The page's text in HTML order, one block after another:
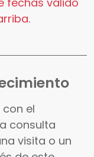
el
consulta
visita o un